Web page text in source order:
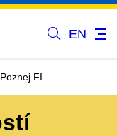
EN
FI